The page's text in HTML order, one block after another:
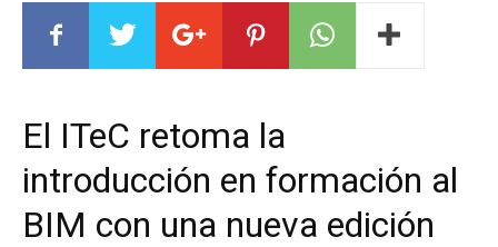
El ITeC retoma la
introducción en formación al
BIM con una nueva edición